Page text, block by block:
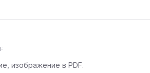
изображение в PDF.